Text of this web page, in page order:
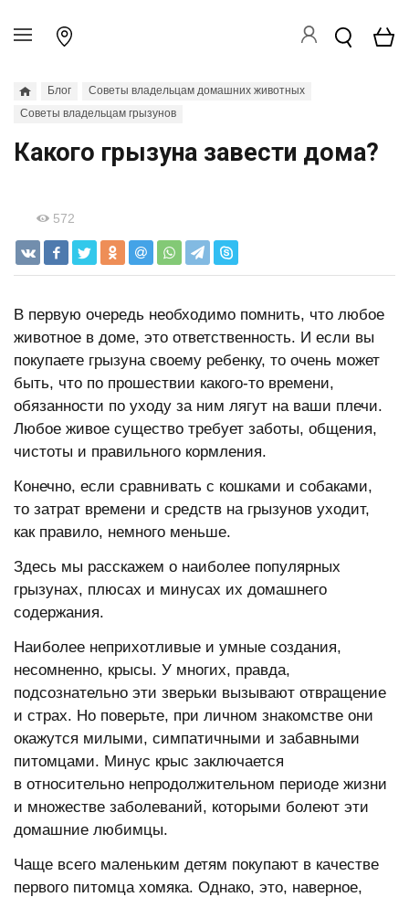
Блог
Советы владельцам домашних животных
Советы владельцам грызунов
Какого грызуна завести дома?
572
В первую очередь необходимо помнить, что любое
животное в доме, это ответственность. И если вы
покупаете грызуна своему ребенку, то очень может
быть, что по прошествии какого-то времени,
обязанности по уходу за ним лягут на ваши плечи.
Любое живое существо требует заботы, общения,
чистоты и правильного кормления.
Конечно, если сравнивать с кошками и собаками,
то затрат времени и средств на грызунов уходит,
как правило, немного меньше.
Здесь мы расскажем о наиболее популярных
грызунах, плюсах и минусах их домашнего
содержания.
Наиболее неприхотливые и умные создания,
несомненно, крысы. У многих, правда,
подсознательно эти зверьки вызывают отвращение
и страх. Но поверьте, при личном знакомстве они
окажутся милыми, симпатичными и забавными
питомцами. Минус крыс заключается
в относительно непродолжительном периоде жизни
и множестве заболеваний, которыми болеют эти
домашние любимцы.
Чаще всего маленьким детям покупают в качестве
первого питомца хомяка. Однако, это, наверное,